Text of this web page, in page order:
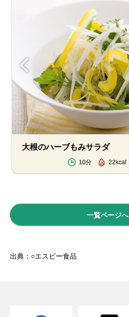
大根のハーブもみサラダ
10分 22kcal
一覧ページへ
出典：○エスビー食品